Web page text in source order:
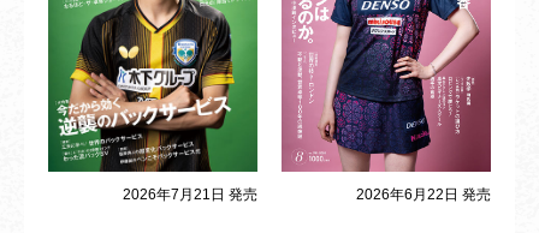
2026年7月21日 発売 2026年6月22日 発売